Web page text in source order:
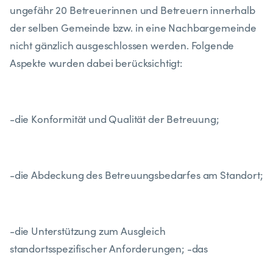
ungefähr 20 Betreuerinnen und Betreuern innerhalb
der selben Gemeinde bzw. in eine Nachbargemeinde
nicht gänzlich ausgeschlossen werden. Folgende
Aspekte wurden dabei berücksichtigt:
-die Konformität und Qualität der Betreuung;
-die Abdeckung des Betreuungsbedarfes am Standort;
-die Unterstützung zum Ausgleich
standortsspezifischer Anforderungen; -das